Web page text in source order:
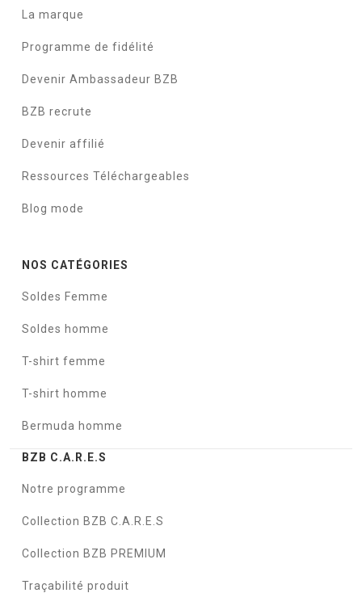
La marque
Programme de fidélité
Devenir Ambassadeur BZB
BZB recrute
Devenir affilié
Ressources Téléchargeables
Blog mode
NOS CATÉGORIES
Soldes Femme
Soldes homme
T-shirt femme
T-shirt homme
Bermuda homme
BZB C.A.R.E.S
Notre programme
Collection BZB C.A.R.E.S
Collection BZB PREMIUM
Traçabilité produit